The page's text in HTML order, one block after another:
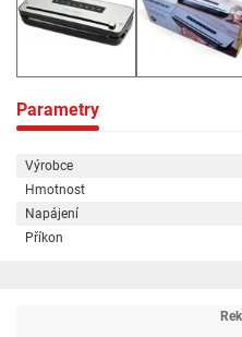
cca 1,76 kg Obsah balení: 1 kus
Parametry
Výrobce
Hmotnost
Napájení
Příkon